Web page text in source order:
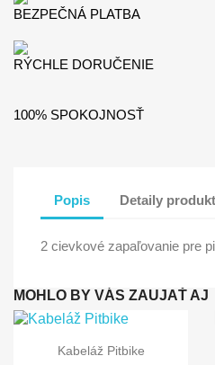
BEZPEČNÁ PLATBA
RÝCHLE DORUČENIE
100% SPOKOJNOSŤ
Popis Detaily
2 cievkové zapaľovanie pre
MOHLO BY VÁS ZAUJAŤ AJ
Rýchly náhľad
Kabeláž Pitbike